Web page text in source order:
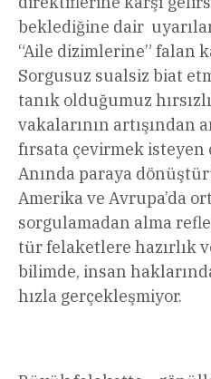
beklediğine dair
“Aile dizimlerine” falan
Sorgusuz sualsiz biat
tanık olduğumuz
vakalarının artışından
fırsata çevirmek isteyen
Anında paraya
Amerika ve Avrupa’da
sorgulamadan alma
tür felaketlere hazırlık
bilimde, insan
hızla gerçekleşmiyor.